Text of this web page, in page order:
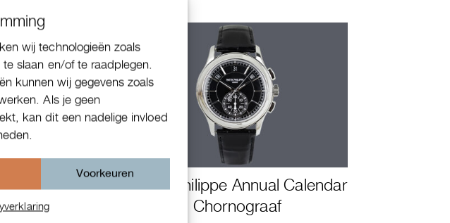
wij technologieën zoals
slaan en/of te raadplegen.
kunnen wij gegevens zoals
Als je geen
kan dit een nadelige invloed
Voorkeuren
Patek Philippe Annual Calendar
Chornograaf